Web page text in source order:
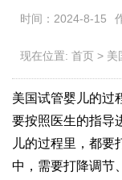
时间：2024-8-15
现在位置: 首页 > 美
美国试管婴儿的过
要按照医生的指导
儿的过程里，都要
中，需要打降调节